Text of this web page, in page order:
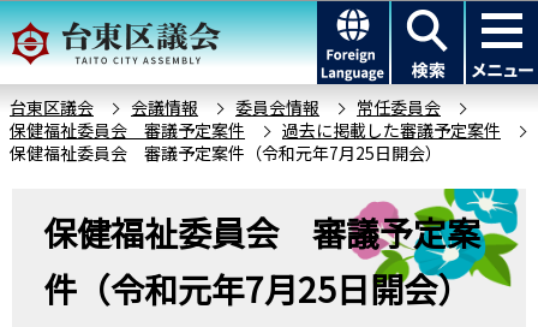
こ
の
ー
ジ
の
このページの本文へ移動
台東区議会 会議情報 委員会情報
常任委員会
保健福祉委員会 審議予定案件
過去に掲載した審議予定案件
保健福祉委員会 審議予定案件（令和元年7月25日開会）
保健福祉委員会 審議予定案
件（令和元年7月25日開会）